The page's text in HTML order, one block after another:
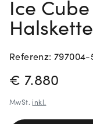
Ice
Halskette
Referenz: 797004-
€ 7.880
MwSt. inkl.